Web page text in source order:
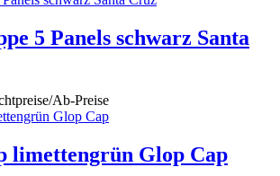
5 Panels schwarz Santa
Ab-Preise
limettengrün Glop Cap